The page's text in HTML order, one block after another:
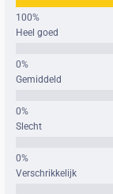
Heel goed
Gemiddeld
Slecht
Verschrikkelijk